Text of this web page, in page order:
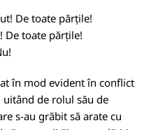
De toate părțile!
De toate părțile!
în mod evident în conflict
de rolul său de
s-au grăbit să arate cu